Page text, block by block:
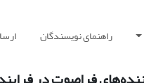
راهنمای نویسندگان